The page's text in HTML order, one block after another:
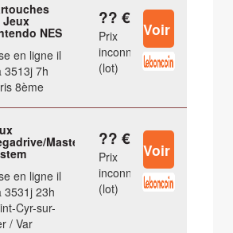
Jeux
NES
en ligne il
3513j 7h
8ème
?? €
Prix
inconnu
(lot)
Master
en ligne il
3531j 23h
Cyr-sur-
/ Var
?? €
Prix
inconnu
(lot)